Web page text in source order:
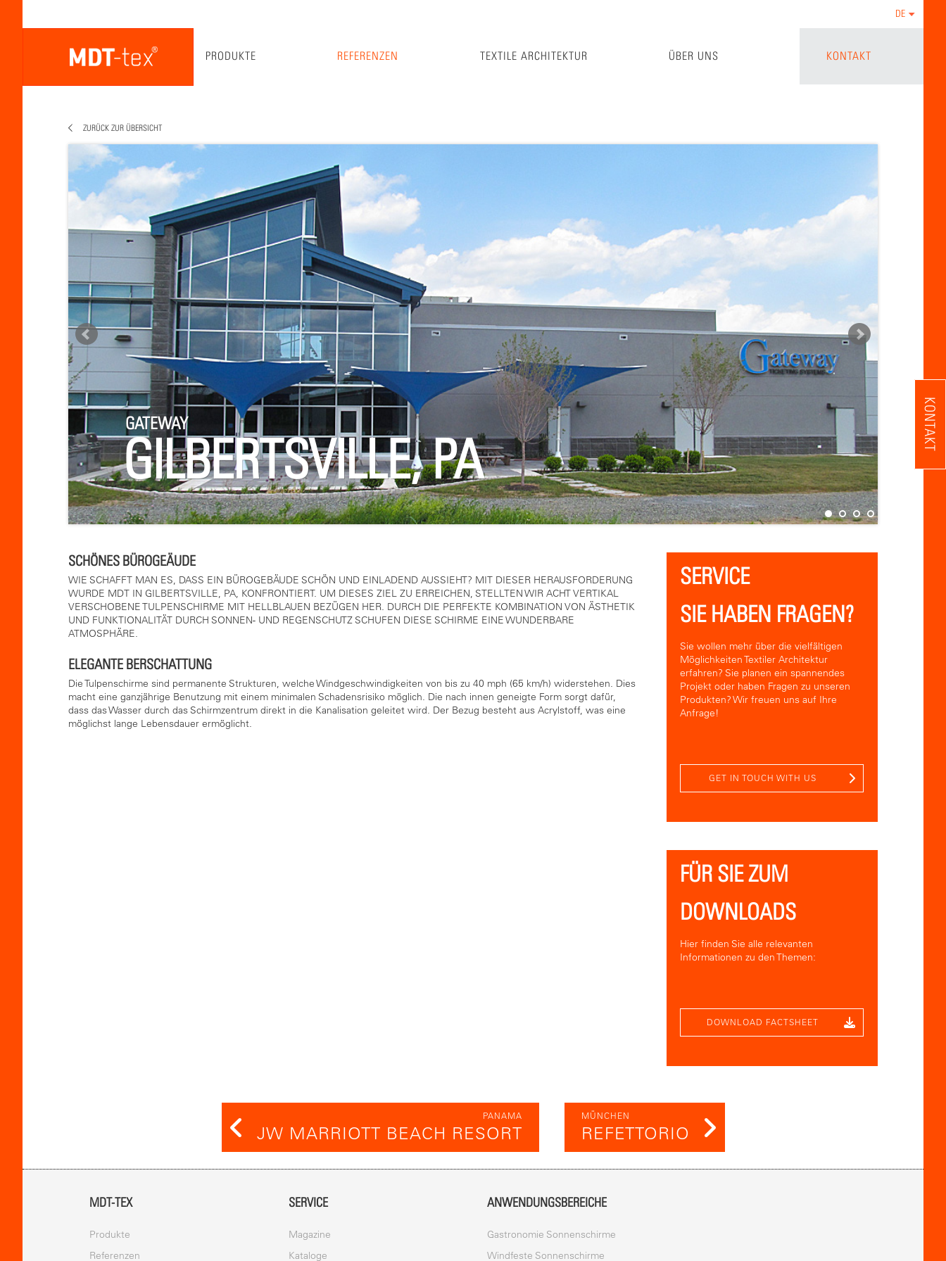
DE
PRODUKTE REFERENZEN TEXTILE ARCHITEKTUR ÜBER UNS KONTAKT
ZURÜCK ZUR ÜBERSICHT
GATEWAY
GILBERTSVILLE, PA
SCHÖNES BÜROGEÄUDE
WIE SCHAFFT MAN ES, DASS EIN BÜROGEBÄUDE SCHÖN UND EINLADEND AUSSIEHT? MIT DIESER HERAUSFORDERUNG
WURDE MDT IN GILBERTSVILLE, PA, KONFRONTIERT. UM DIESES ZIEL ZU ERREICHEN, STELLTEN WIR ACHT VERTIKAL
VERSCHOBENE TULPENSCHIRME MIT HELLBLAUEN BEZÜGEN HER. DURCH DIE PERFEKTE KOMBINATION VON ÄSTHETIK
UND FUNKTIONALITÄT DURCH SONNEN- UND REGENSCHUTZ SCHUFEN DIESE SCHIRME EINE WUNDERBARE
ATMOSPHÄRE.
ELEGANTE BERSCHATTUNG
Die Tulpenschirme sind permanente Strukturen, welche Windgeschwindigkeiten von bis zu 40 mph (65 km/h) widerstehen. Dies
macht eine ganzjährige Benutzung mit einem minimalen Schadensrisiko möglich. Die nach innen geneigte Form sorgt dafür,
dass das Wasser durch das Schirmzentrum direkt in die Kanalisation geleitet wird. Der Bezug besteht aus Acrylstoff, was eine
möglichst lange Lebensdauer ermöglicht.
SERVICE
SIE HABEN FRAGEN?
Sie wollen mehr über die vielfältigen
Möglichkeiten Textiler Architektur
erfahren? Sie planen ein spannendes
Projekt oder haben Fragen zu unseren
Produkten? Wir freuen uns auf Ihre
Anfrage!
GET IN TOUCH WITH US
FÜR SIE ZUM
DOWNLOADS
Hier finden Sie alle relevanten
Informationen zu den Themen:
DOWNLOAD FACTSHEET
PANAMA
JW MARRIOTT BEACH RESORT
MÜNCHEN
REFETTORIO
KONTAKT
MDT-TEX
Produkte
Referenzen
SERVICE
Magazine
Kataloge
ANWENDUNGSBEREICHE
Gastronomie Sonnenschirme
Windfeste Sonnenschirme